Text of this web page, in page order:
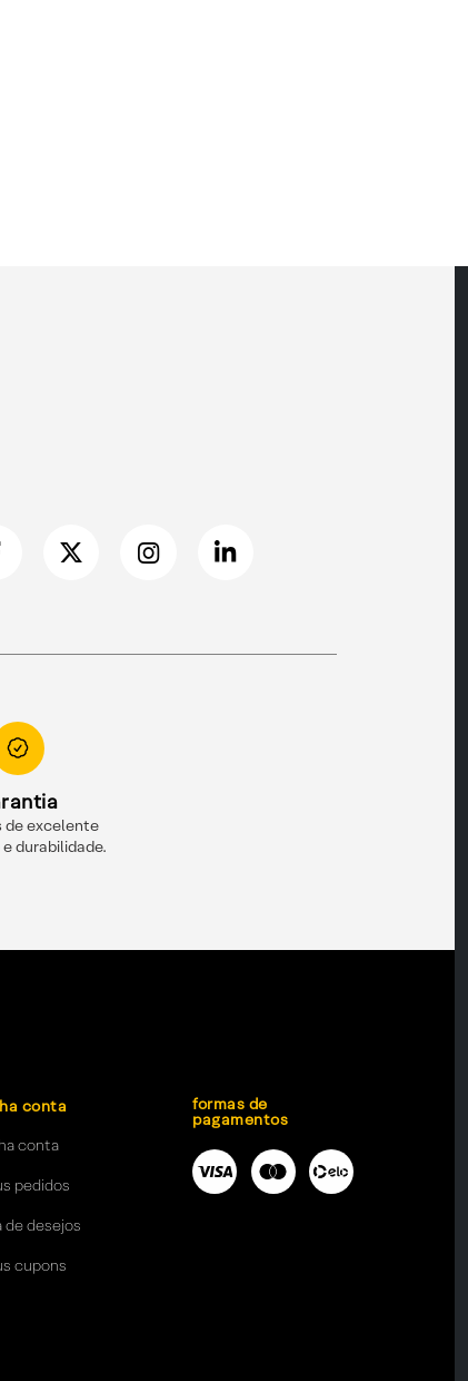
de excelente
durabilidade.
conta
conta
pedidos
de desejos
cupons
formas de
pagamentos